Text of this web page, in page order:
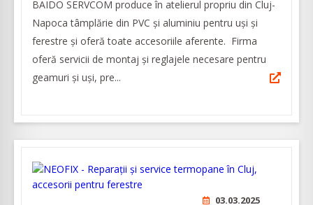
BAIDO SERVCOM produce în atelierul propriu din Cluj-
Napoca tâmplărie din PVC și aluminiu pentru uși și
ferestre şi oferă toate accesoriile aferente. Firma
oferă servicii de montaj şi reglajele necesare pentru
geamuri și uși, pre...
03.03.2025